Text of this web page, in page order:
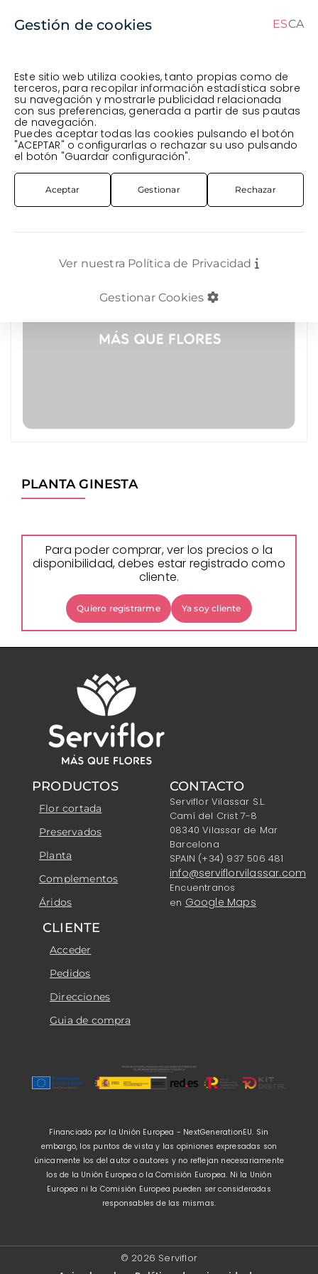
CAES
Pedido en curso (Previsto para el dia) ·
Transportista
Ver Pedido
PLANTA EXTERIOR PLANTA GINESTA
PLANTA GINESTA
Para poder comprar, ver los precios o la
disponibilidad, debes estar registrado como
cliente.
Quiero registrarme Ya soy cliente
Gestión de cookies ESCA
Este sitio web utiliza cookies, tanto propias como de
terceros, para recopilar información estadística sobre
su navegación y mostrarle publicidad relacionada
con sus preferencias, generada a partir de sus pautas
de navegación.
Puedes aceptar todas las cookies pulsando el botón
"ACEPTAR" o configurarlas o rechazar su uso pulsando
el botón "Guardar configuración".
Aceptar Gestionar Rechazar
Ver nuestra Política de Privacidad
Gestionar Cookies
PRODUCTOS
Flor cortada
Preservados
Planta
Complementos
Áridos
CONTACTO
Serviflor Vilassar S.L.
Camí del Crist 7-8
08340 Vilassar de Mar
Barcelona
SPAIN (+34) 937 506 481
info@serviflorvilassar.com
Encuentranos
en Google Maps
CLIENTE
Acceder
Pedidos
Direcciones
Guia de compra
Financiado por la Unión Europea - NextGenerationEU. Sin
embargo, los puntos de vista y las opiniones expresadas son
únicamente los del autor o autores y no reflejan necesariamente
los de la Unión Europea o la Comisión Europea. Ni la Unión
Europea ni la Comisión Europea pueden ser consideradas
responsables de las mismas.
© 2026 Serviflor